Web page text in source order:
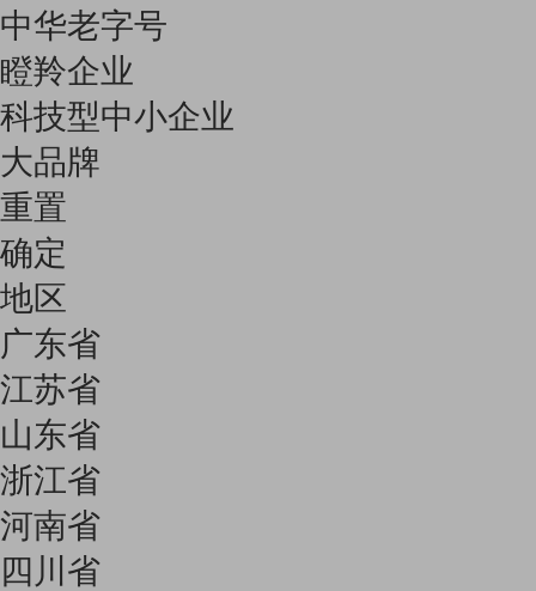
中华老字号
瞪羚企业
科技型中小企业
大品牌
重置
确定
地区
广东省
江苏省
山东省
浙江省
河南省
四川省